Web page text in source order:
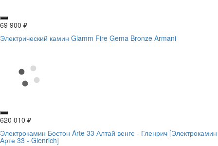
69 900 ₽
Электрический камин Glamm Fire Gema Bronze Armani
620 010 ₽
Электрокамин Бостон Arte 33 Алтай венге - Гленрич [Электрокамин
Арте 33 - Glenrich]